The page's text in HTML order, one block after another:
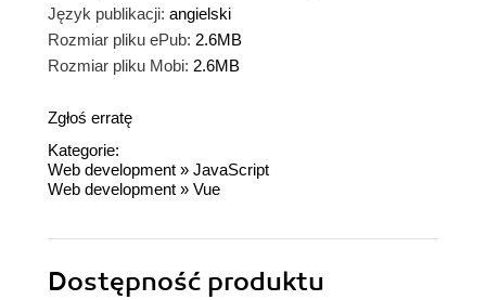
Język publikacji: angielski
Rozmiar pliku ePub: 2.6MB
Rozmiar pliku Mobi: 2.6MB
Zgłoś erratę
Kategorie:
Web development » JavaScript
Web development » Vue
Dostępność produktu